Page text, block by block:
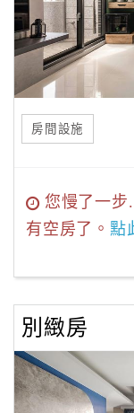
房間設施
您慢了一步
有空房了。 點
別緻房